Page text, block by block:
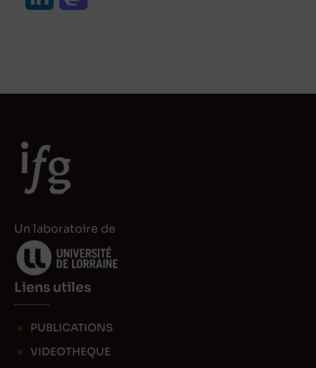
I
n
Un laboratoire de
Liens utiles
PUBLICATIONS
VIDEOTHEQUE